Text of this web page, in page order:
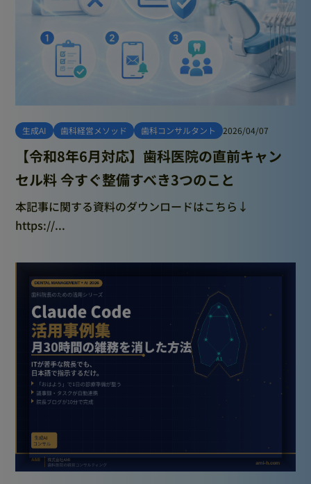
生成AI 歯科経営メソッド 歯科コンサルタント 2026/04/07
【令和8年6月対応】歯科医院の直前キャン
セル料 今すぐ整備すべき3つのこと
本記事に関する資料のダウンロードはこちら↓
https://...